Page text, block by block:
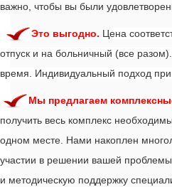
важно, чтобы вы были
Это выгодно. Цена
отпуск и на больничный (все разом).
время. Индивидуальный подход
Мы предлагаем
получить весь комплекс
одном месте. Нами накоплен
участии в решении вашей
и методическую поддержку